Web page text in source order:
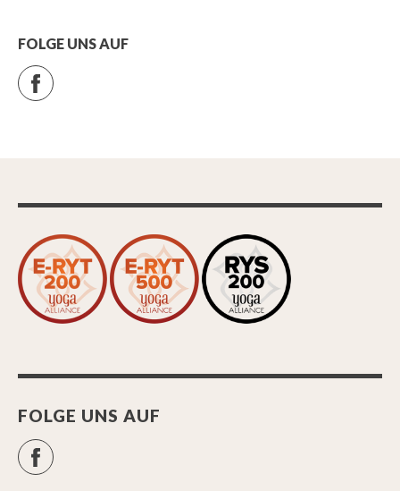
FOLGE UNS AUF
Facebook
FOLGE UNS AUF
Facebook